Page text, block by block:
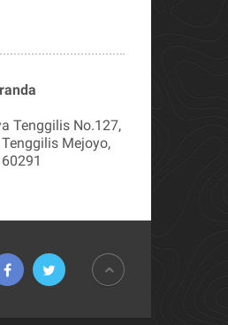
Tenggilis No.127,
Mejoyo,